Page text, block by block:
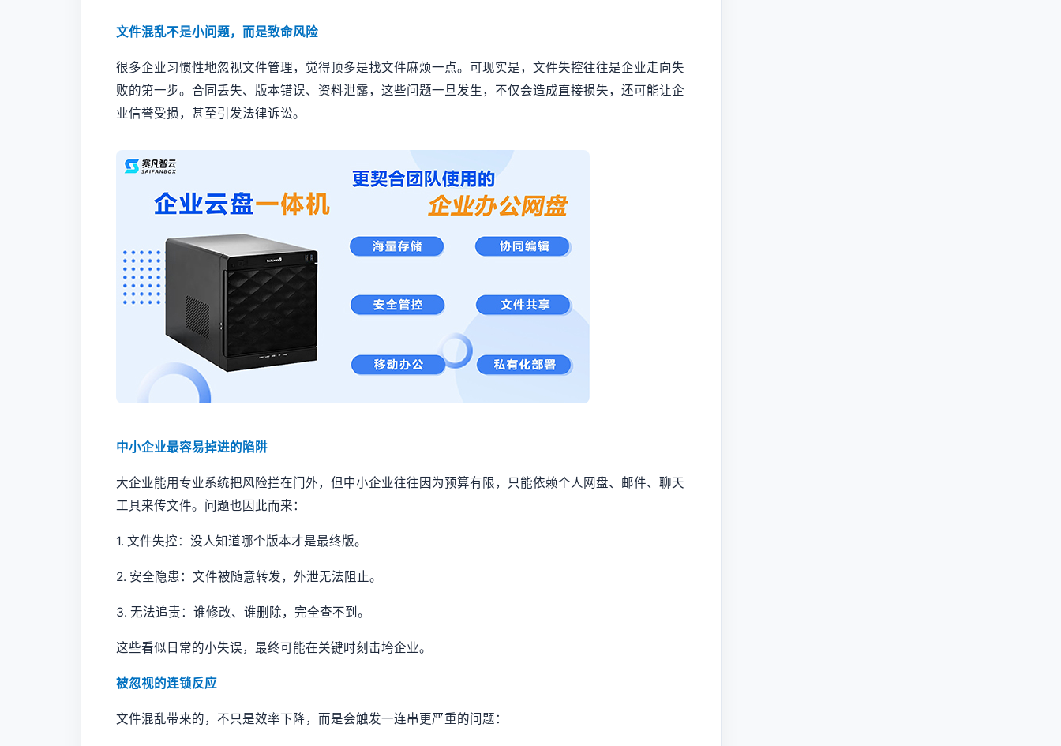
文件混乱不是小问题，而是致命风险
很多企业习惯性地忽视文件管理，觉得顶多是找文件麻烦一点。可现实是，文件失控往往是企业走向失
败的第一步。合同丢失、版本错误、资料泄露，这些问题一旦发生，不仅会造成直接损失，还可能让企
业信誉受损，甚至引发法律诉讼。
中小企业最容易掉进的陷阱
大企业能用专业系统把风险拦在门外，但中小企业往往因为预算有限，只能依赖个人网盘、邮件、聊天
工具来传文件。问题也因此而来：
1. 文件失控：没人知道哪个版本才是最终版。
2. 安全隐患：文件被随意转发，外泄无法阻止。
3. 无法追责：谁修改、谁删除，完全查不到。
这些看似日常的小失误，最终可能在关键时刻击垮企业。
被忽视的连锁反应
文件混乱带来的，不只是效率下降，而是会触发一连串更严重的问题：